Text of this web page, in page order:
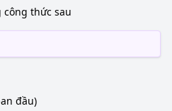
thức sau
đầu)